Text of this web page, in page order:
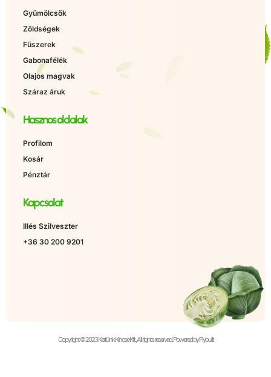
Gyümölcsök
Zöldségek
Fűszerek
Gabonafélék
Olajos magvak
Száraz áruk
Hasznos oldalak
Profilom
Kosár
Pénztár
Kapcsolat
Illés Szilveszter
+36 30 200 9201
Copyright © 2023 Kertünk Kincse Kft., All rights reserved. Powered by Flybuilt